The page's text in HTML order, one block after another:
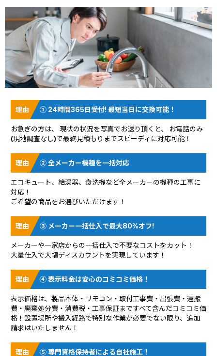
① 24時間365日受付! 最短当日に交換可能！
お急ぎの方は、 現状の状況を写真でお送り頂く と、 お電話のみ
(現地調査なし)で最終見積もりまでスピーディに対応可能！
② 全メーカー機種を一括対応
エコキュート、給湯器、食洗機など全メーカーの機種の工事に
対応！
ご希望の商品をお選びいただけます！
③ メーカー一括仕入で最大80%オフ!
メーカーや一家店からの一括仕入で不要なコストをカット！
大量仕入で大幅ディスカウントを実現しています！
④ 表示料金は安心のコミコミ価格！
表示価格は、製品本体・リモコン・取付工事費・出張費・運搬
費・廃棄処分費・消費税・工事保証まですべて含んだコミコミ価
格！設置場所や搬入経路で特別な作業が必要でない限り、追加
請求はいたしません！
⑤ 専門資格保持者による自社施工！